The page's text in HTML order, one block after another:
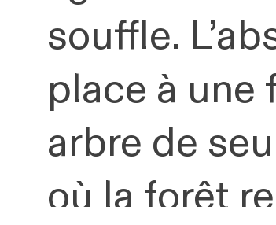
souffle.
place à une
arbre de
où la forêt